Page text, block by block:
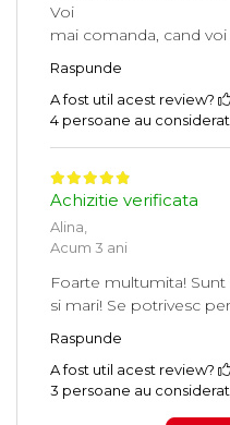
Voi
mai comanda, cand voi
Raspunde
A fost util acest review?
4 persoane au
Achizitie verificata
Alina,
Acum 3 ani
Foarte multumita!
si mari! Se potrivesc
Raspunde
A fost util acest review?
3 persoane au